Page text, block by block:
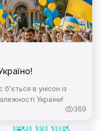
в унісон із
України!
369